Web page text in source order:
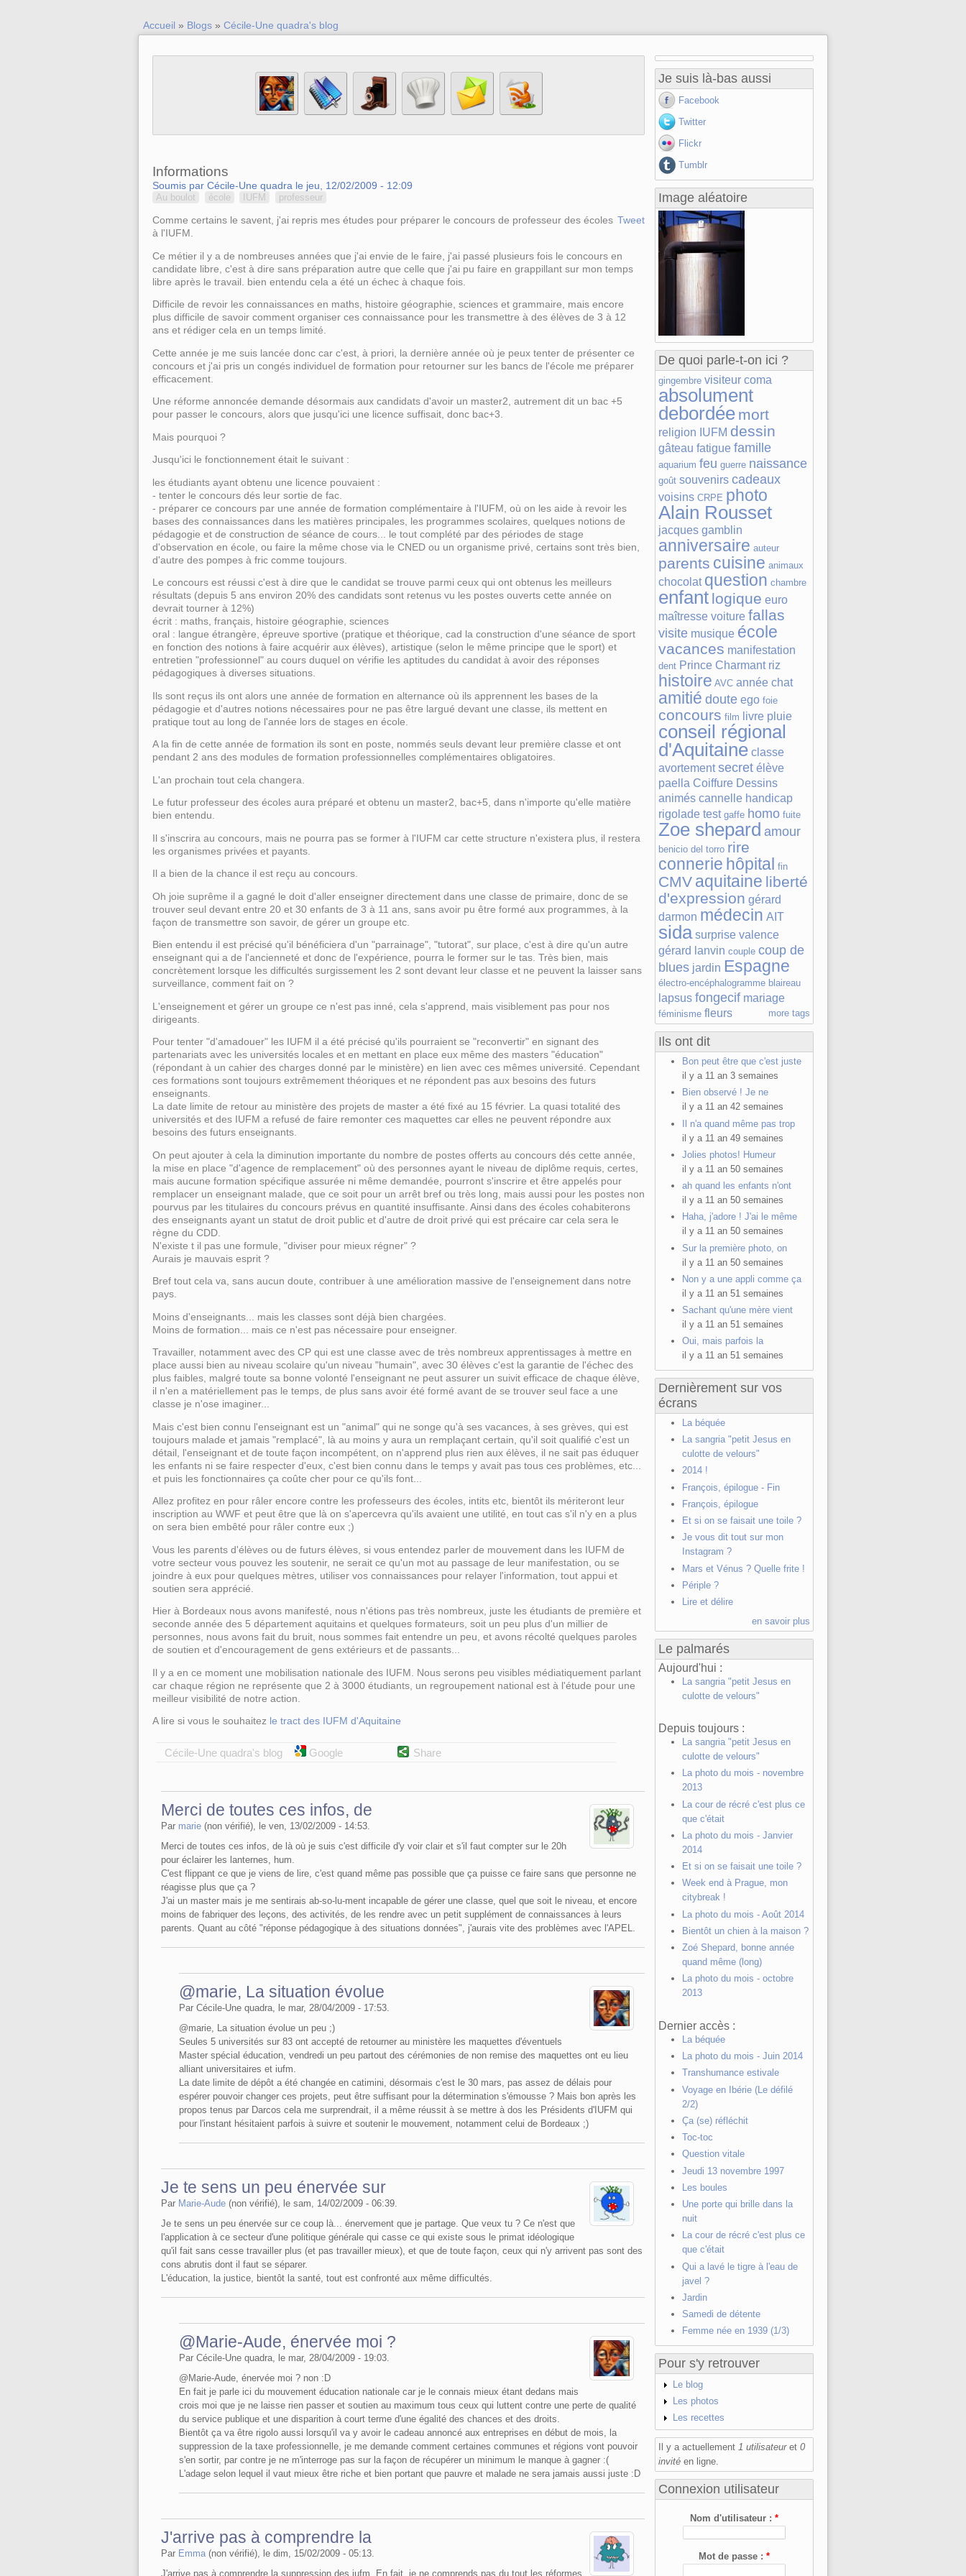
Accueil » Blogs » Cécile-Une quadra's blog
Informations
Soumis par Cécile-Une quadra le jeu, 12/02/2009 - 12:09
Au boulot école IUFM professeur
Tweet
Comme certains le savent, j'ai repris mes études pour préparer le concours de professeur des écoles
à l'IUFM.
Ce métier il y a de nombreuses années que j'ai envie de le faire, j'ai passé plusieurs fois le concours en
candidate libre, c'est à dire sans préparation autre que celle que j'ai pu faire en grappillant sur mon temps
libre après le travail. bien entendu cela a été un échec à chaque fois.
Difficile de revoir les connaissances en maths, histoire géographie, sciences et grammaire, mais encore
plus difficile de savoir comment organiser ces connaissance pour les transmettre à des élèves de 3 à 12
ans et rédiger cela en un temps limité.
Cette année je me suis lancée donc car c'est, à priori, la dernière année où je peux tenter de présenter ce
concours et j'ai pris un congés individuel de formation pour retourner sur les bancs de l'école me préparer
efficacement.
Une réforme annoncée demande désormais aux candidats d'avoir un master2, autrement dit un bac +5
pour passer le concours, alors que jusqu'ici une licence suffisait, donc bac+3.
Mais pourquoi ?
Jusqu'ici le fonctionnement était le suivant :
les étudiants ayant obtenu une licence pouvaient :
- tenter le concours dés leur sortie de fac.
- préparer ce concours par une année de formation complémentaire à l'IUFM, où on les aide à revoir les
bases des connaissances dans les matières principales, les programmes scolaires, quelques notions de
pédagogie et de construction de séance de cours... le tout complété par des périodes de stage
d'observation en école, ou faire la même chose via le CNED ou un organisme privé, certains sont très bien,
d'autre des pompes à fric comme toujours.
Le concours est réussi c'est à dire que le candidat se trouve parmi ceux qui ont obtenus les meilleurs
résultats (depuis 5 ans environ 20% des candidats sont retenus vu les postes ouverts cette année on
devrait tourner à 12%)
écrit : maths, français, histoire géographie, sciences
oral : langue étrangère, épreuve sportive (pratique et théorique, cad la construction d'une séance de sport
en fonction des notions à faire acquérir aux élèves), artistique (selon le même principe que le sport) et
entretien "professionnel" au cours duquel on vérifie les aptitudes du candidat à avoir des réponses
pédagogiques à diverses situations.
Ils sont reçus ils ont alors une année de formation en alternance où ils apprennent les bases de la
pédagogie et d'autres notions nécessaires pour ne pas être largué devant une classe, ils mettent en
pratique tout au long de l'année lors de stages en école.
A la fin de cette année de formation ils sont en poste, nommés seuls devant leur première classe et ont
pendant 2 ans des modules de formation professionnelles complémentaires obligatoires.
L'an prochain tout cela changera.
Le futur professeur des écoles aura préparé et obtenu un master2, bac+5, dans n'importe qu'elle matière
bien entendu.
Il s'inscrira au concours, mais ne pourra pas se former à l'IUFM car cette structure n'existera plus, il restera
les organismes privées et payants.
Il a bien de la chance il est reçu au concours.
Oh joie suprême il a gagné le doit d'aller enseigner directement dans une classe de primaire, donc de se
trouver seul devant entre 20 et 30 enfants de 3 à 11 ans, sans avoir pu être formé aux programmes, à la
façon de transmettre son savoir, de gérer un groupe etc.
Bien entendu il est précisé qu'il bénéficiera d'un "parrainage", "tutorat", sur place, c'est à dire qu'un autre
enseignant qui a de l'ancienneté et donc de l'expérience, pourra le former sur le tas. Très bien, mais
concrètement lorsque les difficultés surgissement les 2 sont devant leur classe et ne peuvent la laisser sans
surveillance, comment fait on ?
L'enseignement et gérer un groupe ce n'est pas inné, cela s'apprend, mais visiblement pas pour nos
dirigeants.
Pour tenter "d'amadouer" les IUFM il a été précisé qu'ils pourraient se "reconvertir" en signant des
partenariats avec les universités locales et en mettant en place eux même des masters "éducation"
(répondant à un cahier des charges donné par le ministère) en lien avec ces mêmes université. Cependant
ces formations sont toujours extrêmement théoriques et ne répondent pas aux besoins des futurs
enseignants.
La date limite de retour au ministère des projets de master a été fixé au 15 février. La quasi totalité des
universités et des IUFM a refusé de faire remonter ces maquettes car elles ne peuvent répondre aux
besoins des futurs enseignants.
On peut ajouter à cela la diminution importante du nombre de postes offerts au concours dés cette année,
la mise en place "d'agence de remplacement" où des personnes ayant le niveau de diplôme requis, certes,
mais aucune formation spécifique assurée ni même demandée, pourront s'inscrire et être appelés pour
remplacer un enseignant malade, que ce soit pour un arrêt bref ou très long, mais aussi pour les postes non
pourvus par les titulaires du concours prévus en quantité insuffisante. Ainsi dans des écoles cohabiterons
des enseignants ayant un statut de droit public et d'autre de droit privé qui est précaire car cela sera le
règne du CDD.
N'existe t il pas une formule, "diviser pour mieux régner" ?
Aurais je mauvais esprit ?
Bref tout cela va, sans aucun doute, contribuer à une amélioration massive de l'enseignement dans notre
pays.
Moins d'enseignants... mais les classes sont déjà bien chargées.
Moins de formation... mais ce n'est pas nécessaire pour enseigner.
Travailler, notamment avec des CP qui est une classe avec de très nombreux apprentissages à mettre en
place aussi bien au niveau scolaire qu'un niveau "humain", avec 30 élèves c'est la garantie de l'échec des
plus faibles, malgré toute sa bonne volonté l'enseignant ne peut assurer un suivit efficace de chaque élève,
il n'en a matériellement pas le temps, de plus sans avoir été formé avant de se trouver seul face a une
classe je n'ose imaginer...
Mais c'est bien connu l'enseignant est un "animal" qui ne songe qu'à ses vacances, à ses grèves, qui est
toujours malade et jamais "remplacé", là au moins y aura un remplaçant certain, qu'il soit qualifié c'est un
détail, l'enseignant et de toute façon incompétent, on n'apprend plus rien aux élèves, il ne sait pas éduquer
les enfants ni se faire respecter d'eux, c'est bien connu dans le temps y avait pas tous ces problèmes, etc...
et puis les fonctionnaires ça coûte cher pour ce qu'ils font...
Allez profitez en pour râler encore contre les professeurs des écoles, intits etc, bientôt ils mériteront leur
inscription au WWF et peut être que là on s'apercevra qu'ils avaient une utilité, en tout cas s'il n'y en a plus
on sera bien embêté pour râler contre eux ;)
Vous les parents d'élèves ou de futurs élèves, si vous entendez parler de mouvement dans les IUFM de
votre secteur vous pouvez les soutenir, ne serait ce qu'un mot au passage de leur manifestation, ou se
joindre à eux pour quelques mètres, utiliser vos connaissances pour relayer l'information, tout appui et
soutien sera apprécié.
Hier à Bordeaux nous avons manifesté, nous n'étions pas très nombreux, juste les étudiants de première et
seconde année des 5 département aquitains et quelques formateurs, soit un peu plus d'un millier de
personnes, nous avons fait du bruit, nous sommes fait entendre un peu, et avons récolté quelques paroles
de soutien et d'encouragement de gens extérieurs et de passants...
Il y a en ce moment une mobilisation nationale des IUFM. Nous serons peu visibles médiatiquement parlant
car chaque région ne représente que 2 à 3000 étudiants, un regroupement national est à l'étude pour une
meilleur visibilité de notre action.
A lire si vous le souhaitez le tract des IUFM d'Aquitaine
Cécile-Une quadra's blog Google Share
Merci de toutes ces infos, de
Par marie (non vérifié), le ven, 13/02/2009 - 14:53.
Merci de toutes ces infos, de là où je suis c'est difficile d'y voir clair et s'il faut compter sur le 20h
pour éclairer les lanternes, hum.
C'est flippant ce que je viens de lire, c'est quand même pas possible que ça puisse ce faire sans que personne ne
réagisse plus que ça ?
J'ai un master mais je me sentirais ab-so-lu-ment incapable de gérer une classe, quel que soit le niveau, et encore
moins de fabriquer des leçons, des activités, de les rendre avec un petit supplément de connaissances à leurs
parents. Quant au côté "réponse pédagogique à des situations données", j'aurais vite des problèmes avec l'APEL.
@marie, La situation évolue
Par Cécile-Une quadra, le mar, 28/04/2009 - 17:53.
@marie, La situation évolue un peu ;)
Seules 5 universités sur 83 ont accepté de retourner au ministère les maquettes d'éventuels
Master spécial éducation, vendredi un peu partout des cérémonies de non remise des maquettes ont eu lieu
alliant universitaires et iufm.
La date limite de dépôt a été changée en catimini, désormais c'est le 30 mars, pas assez de délais pour
espérer pouvoir changer ces projets, peut être suffisant pour la détermination s'émousse ? Mais bon après les
propos tenus par Darcos cela me surprendrait, il a même réussit à se mettre à dos les Présidents d'IUFM qui
pour l'instant hésitaient parfois à suivre et soutenir le mouvement, notamment celui de Bordeaux ;)
Je te sens un peu énervée sur
Par Marie-Aude (non vérifié), le sam, 14/02/2009 - 06:39.
Je te sens un peu énervée sur ce coup là... énervement que je partage. Que veux tu ? Ce n'est que
l'application à ce secteur d'une politique générale qui casse ce qui existe sous le primat idéologique
qu'il fait sans cesse travailler plus (et pas travailler mieux), et que de toute façon, ceux qui n'y arrivent pas sont des
cons abrutis dont il faut se séparer.
L'éducation, la justice, bientôt la santé, tout est confronté aux même difficultés.
@Marie-Aude, énervée moi ?
Par Cécile-Une quadra, le mar, 28/04/2009 - 19:03.
@Marie-Aude, énervée moi ? non :D
En fait je parle ici du mouvement éducation nationale car je le connais mieux étant dedans mais
crois moi que je ne laisse rien passer et soutien au maximum tous ceux qui luttent contre une perte de qualité
du service publique et une disparition à court terme d'une égalité des chances et des droits.
Bientôt ça va être rigolo aussi lorsqu'il va y avoir le cadeau annoncé aux entreprises en début de mois, la
suppression de la taxe professionnelle, je me demande comment certaines communes et régions vont pouvoir
s'en sortir, par contre je ne m'interroge pas sur la façon de récupérer un minimum le manque à gagner :(
L'adage selon lequel il vaut mieux être riche et bien portant que pauvre et malade ne sera jamais aussi juste :D
J'arrive pas à comprendre la
Par Emma(non vérifié), le dim, 15/02/2009 - 05:13.
J'arrive pas à comprendre la suppression des iufm. En fait, je ne comprends pas du tout les réformes
Je suis là-bas aussi
Facebook
Twitter
Flickr
Tumblr
Image aléatoire
De quoi parle-t-on ici ?
gingembre visiteur coma
absolument
debordée mort
religion IUFM dessin
gâteau fatigue famille
aquarium feu guerre naissance
goût souvenirs cadeaux
voisins CRPE photo
Alain Rousset
jacques gamblin
anniversaire auteur
parents cuisine animaux
chocolat question chambre
enfant logique euro
maîtresse voiture fallas
visite musique école
vacances manifestation
dent Prince Charmant riz
histoire AVC année chat
amitié doute ego foie
concours film livre pluie
conseil régional
d'Aquitaine classe
avortement secret élève
paella Coiffure Dessins
animés cannelle handicap
rigolade test gaffe homo fuite
Zoe shepard amour
benicio del torro rire
connerie hôpital fin
CMV aquitaine liberté
d'expression gérard
darmon médecin AIT
sida surprise valence
gérard lanvin couple coup de
blues jardin Espagne
électro-encéphalogramme blaireau
lapsus fongecif mariage
féminisme fleurs more tags
Ils ont dit
Bon peut être que c'est juste
il y a 11 an 3 semaines
Bien observé ! Je ne
il y a 11 an 42 semaines
Il n'a quand même pas trop
il y a 11 an 49 semaines
Jolies photos! Humeur
il y a 11 an 50 semaines
ah quand les enfants n'ont
il y a 11 an 50 semaines
Haha, j'adore ! J'ai le même
il y a 11 an 50 semaines
Sur la première photo, on
il y a 11 an 50 semaines
Non y a une appli comme ça
il y a 11 an 51 semaines
Sachant qu'une mère vient
il y a 11 an 51 semaines
Oui, mais parfois la
il y a 11 an 51 semaines
Dernièrement sur vos
écrans
La béquée
La sangria "petit Jesus en
culotte de velours"
2014 !
François, épilogue - Fin
François, épilogue
Et si on se faisait une toile ?
Je vous dit tout sur mon
Instagram ?
Mars et Vénus ? Quelle frite !
Périple ?
Lire et délire
en savoir plus
Le palmarés
Aujourd'hui :
La sangria "petit Jesus en
culotte de velours"
Depuis toujours :
La sangria "petit Jesus en
culotte de velours"
La photo du mois - novembre
2013
La cour de récré c'est plus ce
que c'était
La photo du mois - Janvier
2014
Et si on se faisait une toile ?
Week end à Prague, mon
citybreak !
La photo du mois - Août 2014
Bientôt un chien à la maison ?
Zoé Shepard, bonne année
quand même (long)
La photo du mois - octobre
2013
Dernier accès :
La béquée
La photo du mois - Juin 2014
Transhumance estivale
Voyage en Ibérie (Le défilé
2/2)
Ça (se) réfléchit
Toc-toc
Question vitale
Jeudi 13 novembre 1997
Les boules
Une porte qui brille dans la
nuit
La cour de récré c'est plus ce
que c'était
Qui a lavé le tigre à l'eau de
javel ?
Jardin
Samedi de détente
Femme née en 1939 (1/3)
Pour s'y retrouver
Le blog
Les photos
Les recettes
Il y a actuellement 1 utilisateuret0
invité en ligne.
Connexion utilisateur
Nom d'utilisateur :*
Mot de passe :*